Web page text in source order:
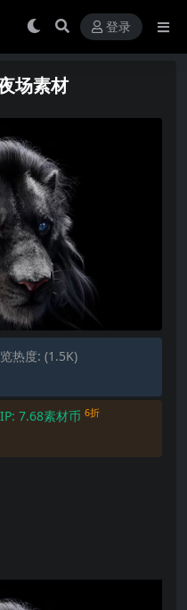
登录
场素材
热度: (1.5K)
7.68素材币 6折